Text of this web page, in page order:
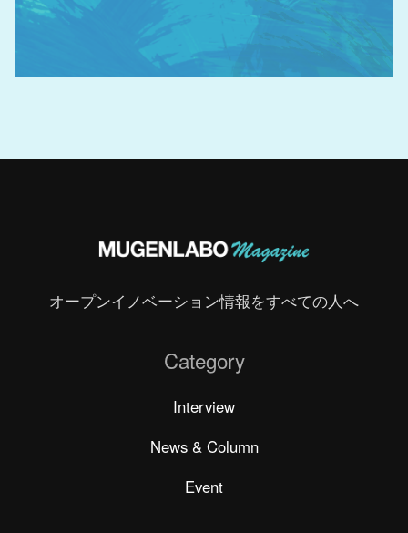
オープンイノベーション情報をすべての人へ
Category
Interview
News & Column
Event